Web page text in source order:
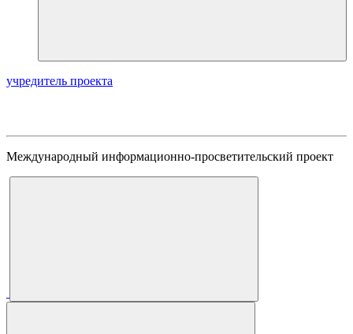
учредитель проекта
Международный информационно-просветительский проект